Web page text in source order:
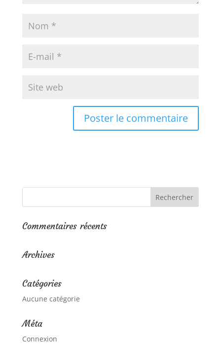
Commentaires récents
Archives
Catégories
Aucune catégorie
Méta
Connexion